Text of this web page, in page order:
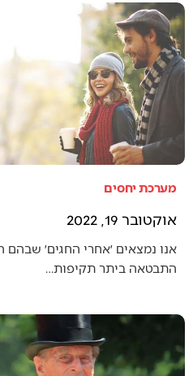
מערכת יחסים
אוקטובר 19, 2022
אנו נמצאים ׳אחרי החגים׳
התבטאה ביתר תקיפות…